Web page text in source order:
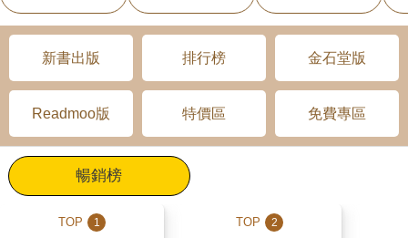
新書出版 排行榜 金石堂版
Readmoo版 特價區 免費專區
暢銷榜
TOP 1 TOP 2